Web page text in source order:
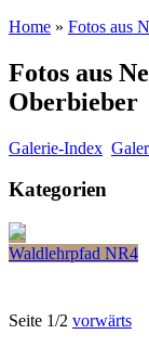
Home » Fotos aus
Fotos aus
Oberbieber
Galerie-Index
Kategorien
Waldlehrpfad NR4
Seite 1/2 vorwärts